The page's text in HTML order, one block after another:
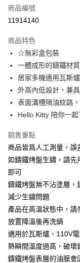
超商取貨付款
運送方式
全家取貨付款
免運費
常溫-付款後全家取貨
免運費
商品編號
11914140
商品特色
☆無彩盒包裝
一體成形的鑄鐵材
居家多機適用瓦斯
外高內低設計，兼
表面溝槽隔油紋路
Hello Kitty 陪你一
銷售重點
商品皆爲人工測量，誤
如鑄鐵烤盤生鏽，請先
即可
鑄鐵烤盤無不沾塗層，
減少生鏽問題
產品在高溫狀態中，
放置降溫後再洗鍋
適用於瓦斯爐、110V
熱瞬間溫度過高，破壞
鑄鐵烤盤表層的油膜會